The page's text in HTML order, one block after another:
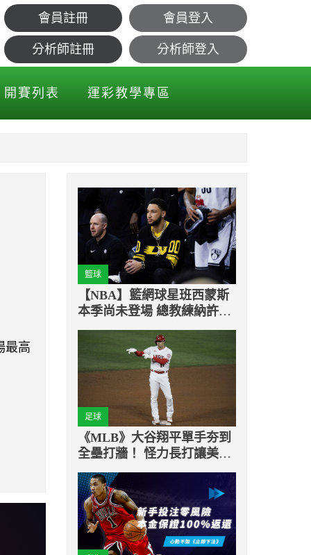
會員註冊 會員登入
分析師註冊 分析師登入
開賽列表 運彩教學專區
最高
籃球
【NBA】籃網球星班西蒙斯
本季尚未登場 總教練納許認
為有機會於例行賽回歸
足球
《MLB》大谷翔平單手夯到
全壘打牆！ 怪力長打讓美媒
驚呼